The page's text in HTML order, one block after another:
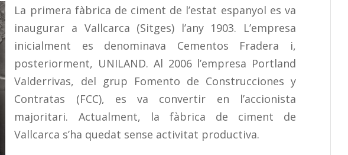
La primera fàbrica de ciment de l’estat espanyol es va
inaugurar a Vallcarca (Sitges) l’any 1903. L’empresa
inicialment es denominava Cementos Fradera i,
posteriorment, UNILAND. Al 2006 l’empresa Portland
Valderrivas, del grup Fomento de Construcciones y
Contratas (FCC), es va convertir en l’accionista
majoritari. Actualment, la fàbrica de ciment de
Vallcarca s’ha quedat sense activitat productiva.